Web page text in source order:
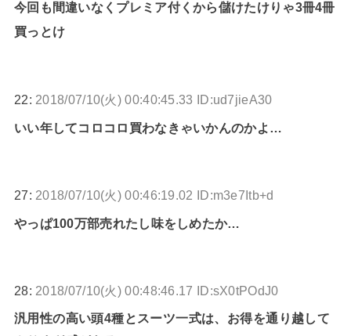
今回も間違いなくプレミア付くから儲けたけりゃ3冊4冊
買っとけ
22: 2018/07/10(火) 00:40:45.33 ID:ud7jieA30
いい年してコロコロ買わなきゃいかんのかよ…
27: 2018/07/10(火) 00:46:19.02 ID:m3e7Itb+d
やっぱ100万部売れたし味をしめたか…
28: 2018/07/10(火) 00:48:46.17 ID:sX0tPOdJ0
汎用性の高い頭4種とスーツ一式は、お得を通り越して